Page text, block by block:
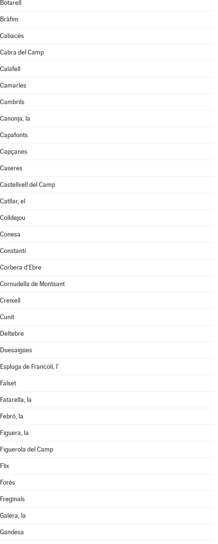
Botarell
Bràfim
Cabacés
Cabra del Camp
Calafell
Camarles
Cambrils
Canonja, la
Capafonts
Capçanes
Caseres
Castellvell del Camp
Catllar, el
Colldejou
Conesa
Constantí
Corbera d'Ebre
Cornudella de Montsant
Creixell
Cunit
Deltebre
Duesaigües
Espluga de Francolí, l'
Falset
Fatarella, la
Febró, la
Figuera, la
Figuerola del Camp
Flix
Forès
Freginals
Galera, la
Gandesa